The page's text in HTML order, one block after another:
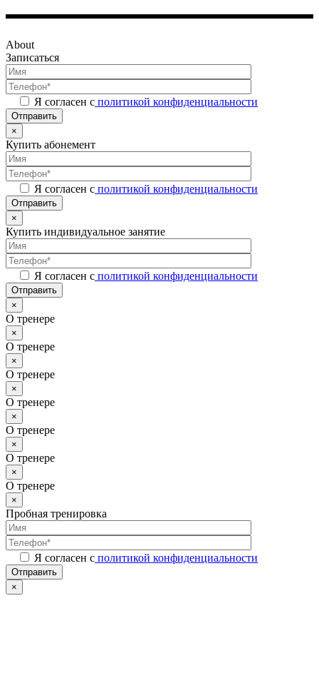
About
Записаться
Я согласен с политикой конфиденциальности
Отправить
×
Купить абонемент
Я согласен с политикой конфиденциальности
Отправить
×
Купить индивидуальное занятие
Я согласен с политикой конфиденциальности
Отправить
×
О тренере
×
О тренере
×
О тренере
×
О тренере
×
О тренере
×
О тренере
×
О тренере
×
Пробная тренировка
Я согласен с политикой конфиденциальности
Отправить
×